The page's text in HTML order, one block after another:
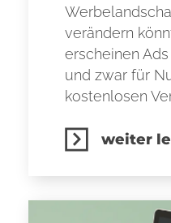
verändern
erscheinen
und zwar für
kostenlosen
weiter